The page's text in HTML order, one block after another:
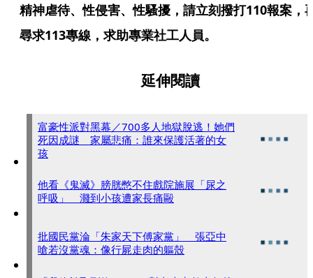
精神虐待、性侵害、性騷擾，請立刻撥打110報案，
尋求113專線，求助專業社工人員。
延伸閱讀
富豪性派對黑幕／700多人地獄脫逃！她們
死因成謎 家屬悲痛：誰來保護活著的女
孩
他看《鬼滅》膀胱憋不住戲院施展「尿之
呼吸」 濺到小孩遭家長痛毆
批國民黨淪「朱家天下傅家黨」 張亞中
嗆若沒黨魂：像行屍走肉的軀殼